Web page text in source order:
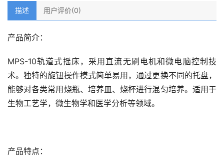
描述 用户评价(0)
产品简介：
MPS-10轨道式摇床，采用直流无刷电机和微电脑控制技
术。独特的旋钮操作模式简单易用，通过更换不同的托盘，
能够对各类常用烧瓶、培养皿、烧杯进行混匀培养。适用于
生物工艺学，微生物学和医学分析等领域。
产品特点：